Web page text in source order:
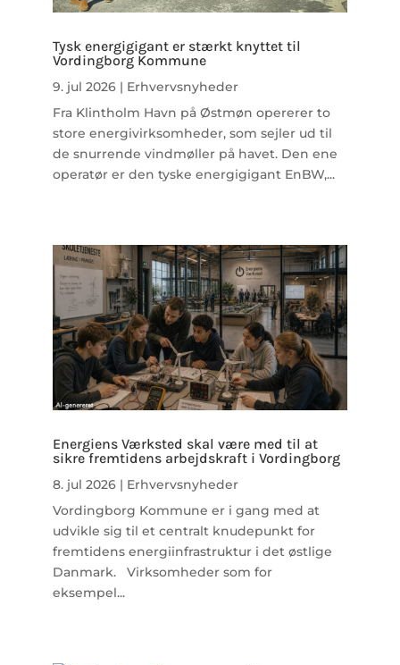
Tysk energigigant er stærkt knyttet til
Vordingborg Kommune
9. jul 2026 | Erhvervsnyheder
Fra Klintholm Havn på Østmøn opererer to
store energivirksomheder, som sejler ud til
de snurrende vindmøller på havet. Den ene
operatør er den tyske energigigant EnBW,...
Energiens Værksted skal være med til at
sikre fremtidens arbejdskraft i Vordingborg
8. jul 2026 | Erhvervsnyheder
Vordingborg Kommune er i gang med at
udvikle sig til et centralt knudepunkt for
fremtidens energiinfrastruktur i det østlige
Danmark. Virksomheder som for
eksempel...